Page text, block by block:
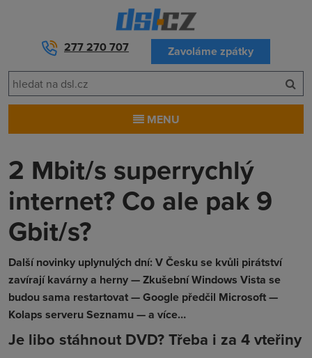
277 270 707 Zavoláme zpátky
MENU
2 Mbit/s superrychlý
internet? Co ale pak 9
Gbit/s?
Další novinky uplynulých dní: V Česku se kvůli pirátství
zavírají kavárny a herny — Zkušební Windows Vista se
budou sama restartovat — Google předčil Microsoft —
Kolaps serveru Seznamu — a více…
Je libo stáhnout DVD? Třeba i za 4 vteřiny